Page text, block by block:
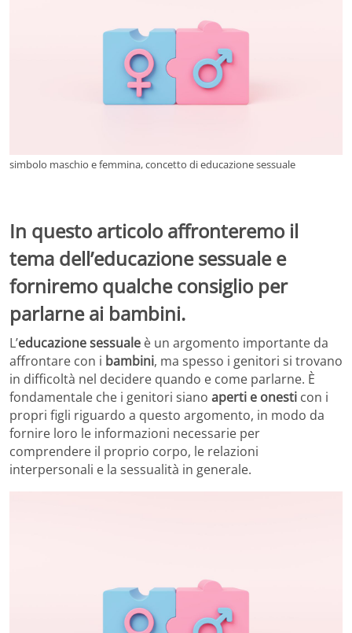
simbolo maschio e femmina, concetto di educazione sessuale
In questo articolo affronteremo il
tema dell’educazione sessuale e
forniremo qualche consiglio per
parlarne ai bambini.
L’educazione sessuale è un argomento importante da
affrontare con i bambini, ma spesso i genitori si trovano
in difficoltà nel decidere quando e come parlarne. È
fondamentale che i genitori siano aperti e onesti con i
propri figli riguardo a questo argomento, in modo da
fornire loro le informazioni necessarie per
comprendere il proprio corpo, le relazioni
interpersonali e la sessualità in generale.